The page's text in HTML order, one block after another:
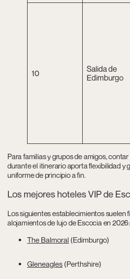
10
Salida de
Edimburgo
Para familias y grupos de amigos,
durante el itinerario aporta flexibilidad y
uniforme de principio a fin.
Los mejores hoteles VIP de
Los siguientes establecimientos suelen
alojamientos de lujo de Escocia en 2026:
The Balmoral (Edimburgo)
Gleneagles (Perthshire)